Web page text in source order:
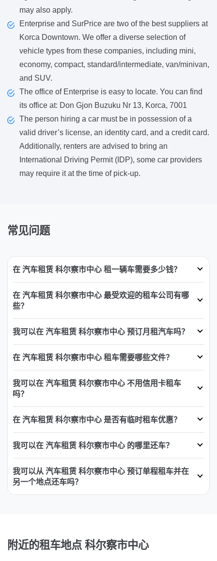
may also apply.
Enterprise and SurPrice are two of the best suppliers at
Korca Downtown. We offer a diverse selection of
vehicle types from these companies, including mini,
economy, compact, standard/intermediate, van/minivan,
and SUV.
The office of Enterprise is easy to locate. You can find
its office at: Don Gjon Buzuku Nr 13, Korca, 7001
The person hiring a car must be in possession of a
valid driver’s license, an identity card, and a credit card.
Additionally, renters are advised to bring an
International Driving Permit (IDP), some car providers
may require it at the time of pick-up.
常见问题
在 汽车租赁 科尔察市中心 租一辆车需要多少钱？
在 汽车租赁 科尔察市中心 最受欢迎的租车公司有哪
些？
我可以在 汽车租赁 科尔察市中心 预订月租汽车吗？
在 汽车租赁 科尔察市中心 租车需要哪些文件？
我可以在 汽车租赁 科尔察市中心 不用信用卡租车
吗？
在 汽车租赁 科尔察市中心 是否有临时租车优惠？
我可以在 汽车租赁 科尔察市中心 的哪里还车？
我可以从 汽车租赁 科尔察市中心 预订单程租车并在
另一个地点还车吗？
附近的租车地点 科尔察市中心